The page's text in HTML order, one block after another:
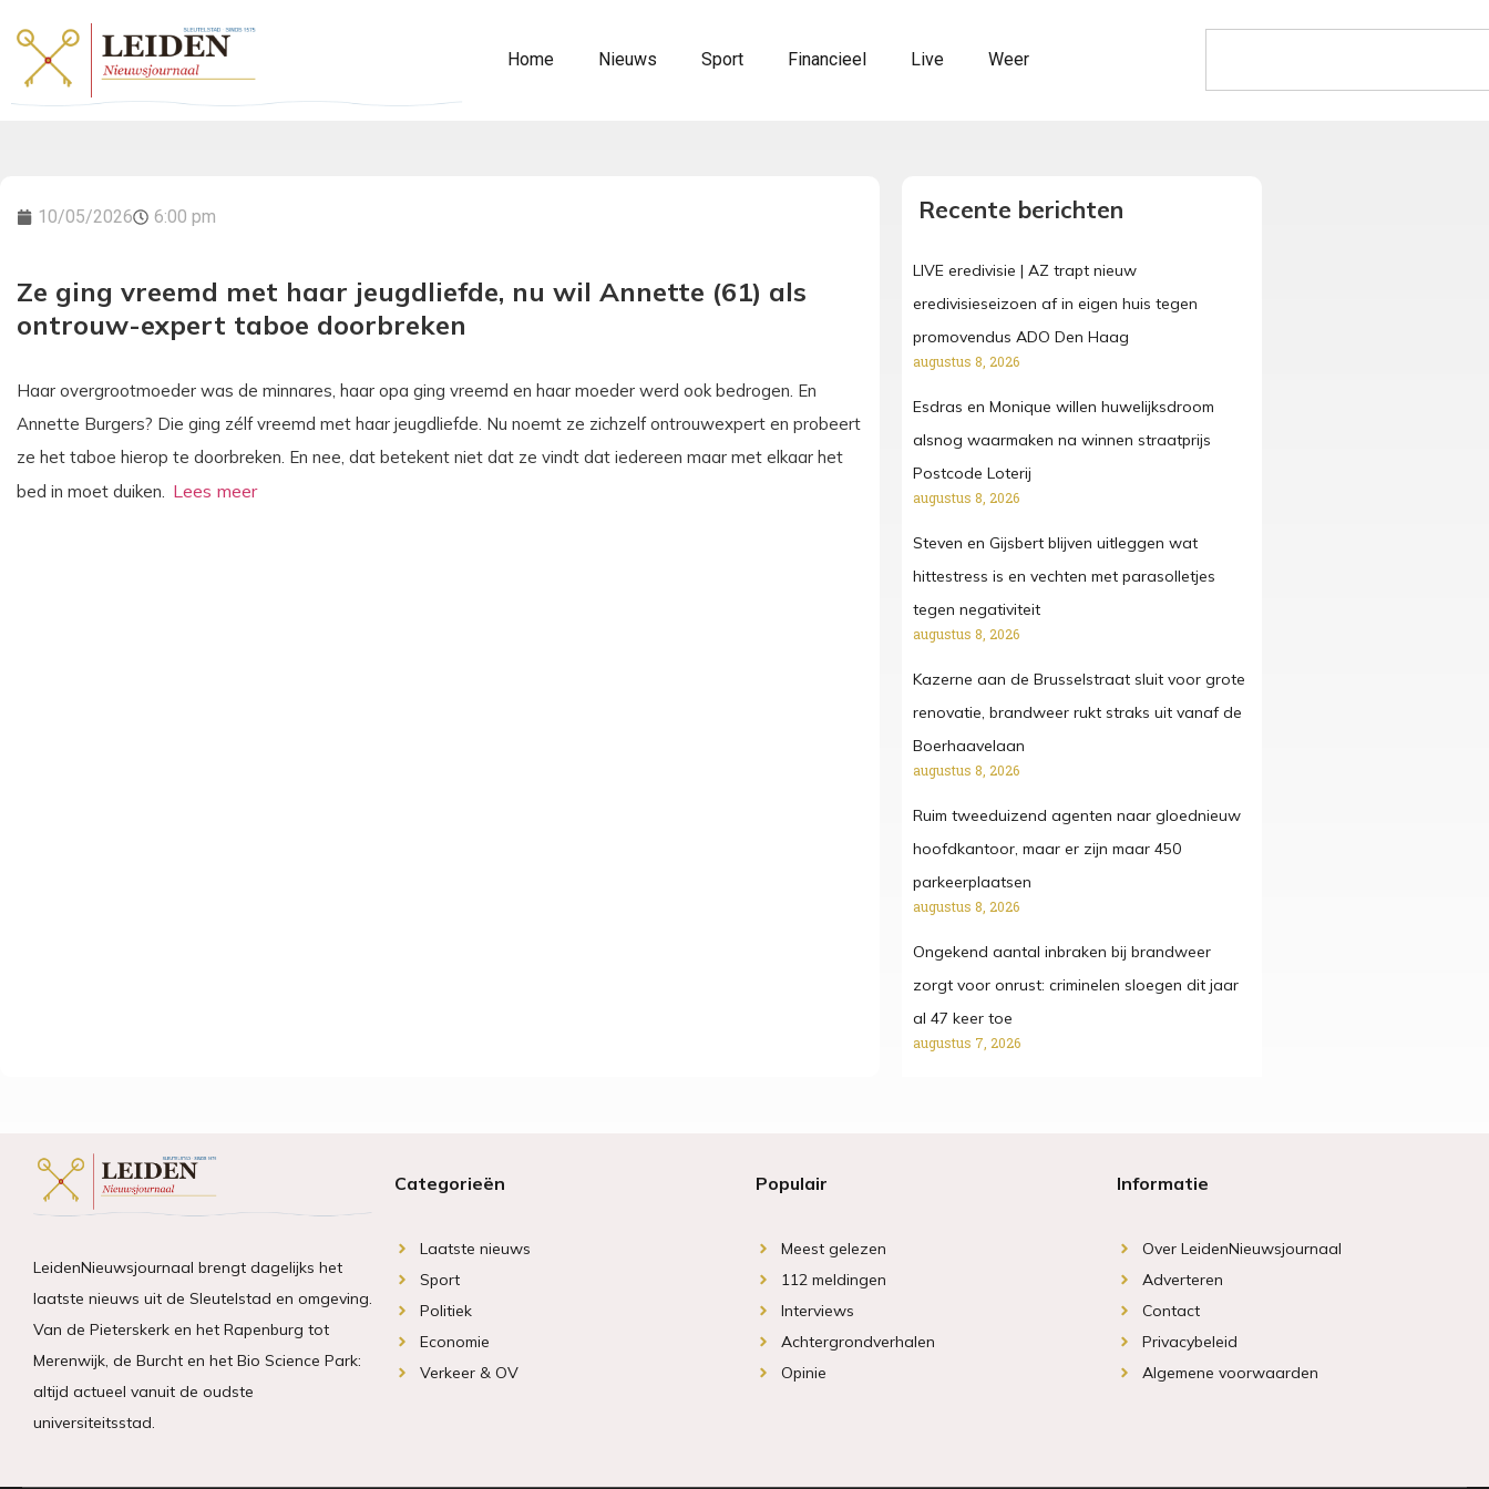
Home Nieuws Sport Financieel Live Weer
10/05/2026 6:00 pm
Ze ging vreemd met haar jeugdliefde, nu wil Annette (61) als
ontrouw-expert taboe doorbreken
Haar overgrootmoeder was de minnares, haar opa ging vreemd en haar moeder werd ook bedrogen. En
Annette Burgers? Die ging zélf vreemd met haar jeugdliefde. Nu noemt ze zichzelf ontrouwexpert en probeert
ze het taboe hierop te doorbreken. En nee, dat betekent niet dat ze vindt dat iedereen maar met elkaar het
bed in moet duiken.
Recente berichten
LIVE eredivisie | AZ trapt nieuw
eredivisieseizoen af in eigen huis tegen
promovendus ADO Den Haag
augustus 8, 2026
Esdras en Monique willen huwelijksdroom
alsnog waarmaken na winnen straatprijs
Postcode Loterij
augustus 8, 2026
Steven en Gijsbert blijven uitleggen wat
hittestress is en vechten met parasolletjes
tegen negativiteit
augustus 8, 2026
Kazerne aan de Brusselstraat sluit voor grote
renovatie, brandweer rukt straks uit vanaf de
Boerhaavelaan
augustus 8, 2026
Ruim tweeduizend agenten naar gloednieuw
hoofdkantoor, maar er zijn maar 450
parkeerplaatsen
augustus 8, 2026
Ongekend aantal inbraken bij brandweer
zorgt voor onrust: criminelen sloegen dit jaar
al 47 keer toe
augustus 7, 2026
LeidenNieuwsjournaal brengt dagelijks het
laatste nieuws uit de Sleutelstad en omgeving.
Van de Pieterskerk en het Rapenburg tot
Merenwijk, de Burcht en het Bio Science Park:
altijd actueel vanuit de oudste
universiteitsstad.
Categorieën
Laatste nieuws
Sport
Politiek
Economie
Verkeer & OV
Populair
Meest gelezen
112 meldingen
Interviews
Achtergrondverhalen
Opinie
Informatie
Over LeidenNieuwsjournaal
Adverteren
Contact
Privacybeleid
Algemene voorwaarden